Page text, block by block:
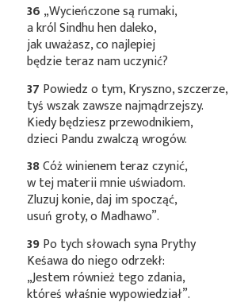
36 „Wycieńczone są rumaki,
a król Sindhu hen daleko,
jak uważasz, co najlepiej
będzie teraz nam uczynić?
37 Powiedz o tym, Kryszno, szczerze,
tyś wszak zawsze najmądrzejszy.
Kiedy będziesz przewodnikiem,
dzieci Pandu zwalczą wrogów.
38Cóż winienem teraz czynić,
w tej materii mnie uświadom.
Zluzuj konie, daj im spocząć,
usuń groty, o Madhawo”.
39Po tych słowach syna Prythy
Keśawa do niego odrzekł:
„Jestem również tego zdania,
któreś właśnie wypowiedział”.